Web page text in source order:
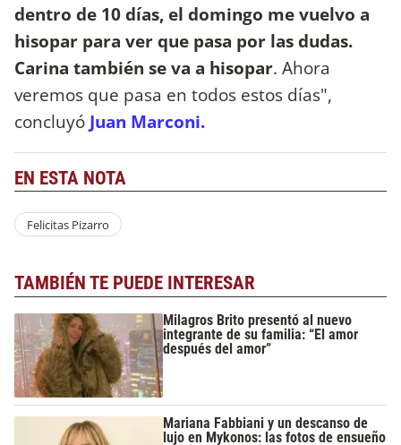
dentro de 10 días, el domingo me vuelvo a
hisopar para ver que pasa por las dudas.
Carina también se va a hisopar. Ahora
veremos que pasa en todos estos días",
concluyó Juan Marconi.
EN ESTA NOTA
Felicitas Pizarro
TAMBIÉN TE PUEDE INTERESAR
Milagros Brito presentó al nuevo
integrante de su familia: “El amor
después del amor”
Mariana Fabbiani y un descanso de
lujo en Mykonos: las fotos de ensueño